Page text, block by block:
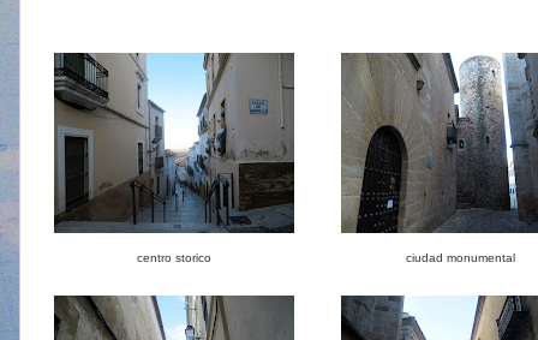
centro storico ciudad monumental